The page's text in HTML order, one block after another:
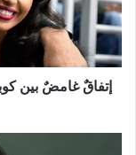
وزوجته..
أنقذ
الأسرة
من
فاجعة
إتفاقٌ غامضٌ بين